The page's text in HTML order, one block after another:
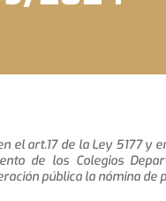
el art.17 de la Ley 5177 y
de los Colegios
pública la nómina